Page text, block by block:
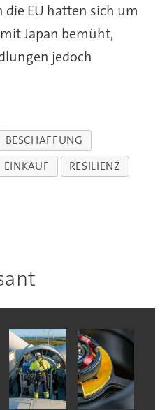
die EU hatten sich um
Japan bemüht,
jedoch
BESCHAFFUNG
EINKAUF
RESILIENZ